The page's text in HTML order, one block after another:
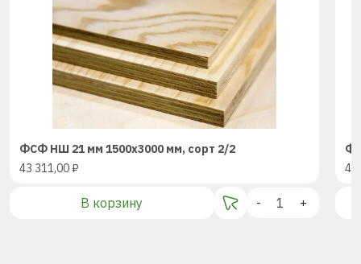
ФСФ НШ 21 мм 1500х3000 мм, сорт 2/2
43 311,00₽
В корзину - +
43